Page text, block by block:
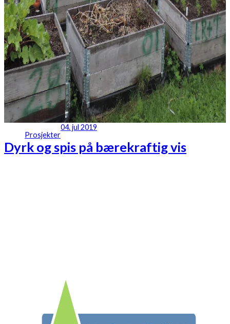
Prosjekter
04. jul 2019
Dyrk og spis på bærekraftig vis